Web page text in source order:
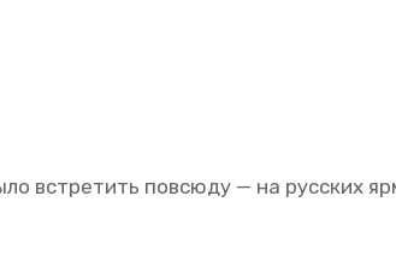
встре­тить по­всю­ду — на рус­ских